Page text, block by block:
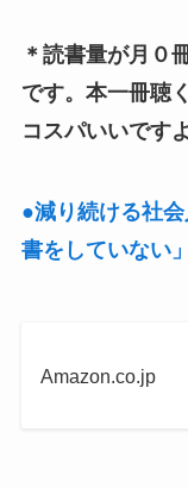
＊読書量が月０
です。本一冊聴
コスパいいです
●減り続ける社
書をしていない」
Amazon.co.jp